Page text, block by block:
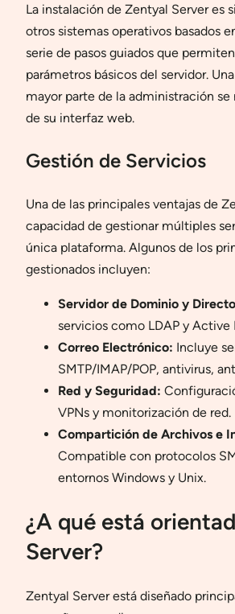
La instalación de Zentyal Server es
otros sistemas operativos basados
serie de pasos guiados que
parámetros básicos del servidor.
mayor parte de la administración se
de su interfaz web.
Gestión de Servicios
Una de las principales ventajas de
capacidad de gestionar múltiples
única plataforma. Algunos de los
gestionados incluyen:
Servidor de Dominio y
servicios como LDAP y Active
Correo Electrónico: Incluye
SMTP/IMAP/POP, antivirus,
Red y Seguridad:
VPNs y monitorización de red.
Compartición de Archivos e
Compatible con protocolos
entornos Windows y Unix.
¿A qué está
Server?
Zentyal Server está diseñado